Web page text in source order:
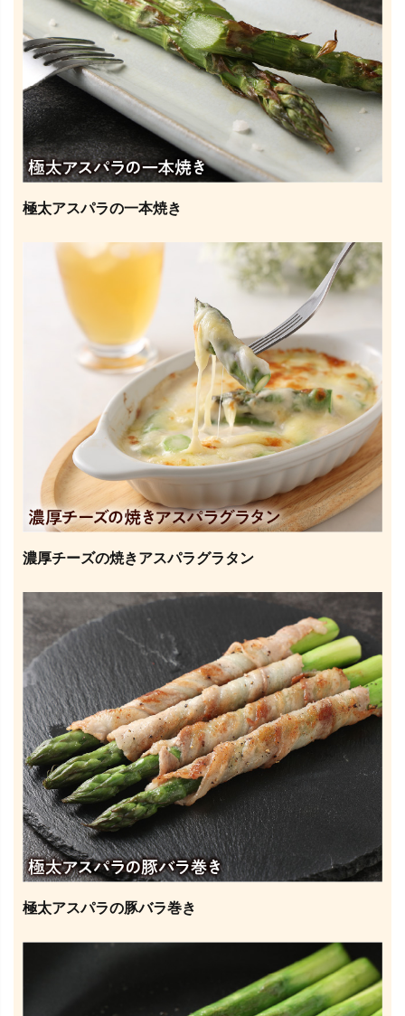
極太アスパラの一本焼き
濃厚チーズの焼きアスパラグラタン
極太アスパラの豚バラ巻き